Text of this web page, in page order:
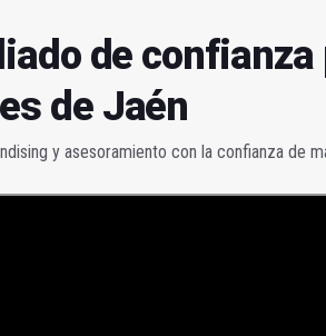
de
de Jaén
y asesoramiento con la confianza de